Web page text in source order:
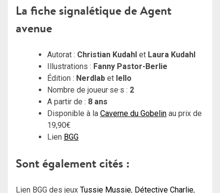
La fiche signalétique de Agent
avenue
Autorat : Christian Kudahl et Laura Kudahl
Illustrations : Fanny Pastor-Berlie
Édition : Nerdlab et Iello
Nombre de joueur·se·s : 2
A partir de : 8 ans
Disponible à la Caverne du Gobelin au prix de
19,90€
Lien BGG
Sont également cités :
Lien BGG des jeux Tussie Mussie, Détective Charlie,